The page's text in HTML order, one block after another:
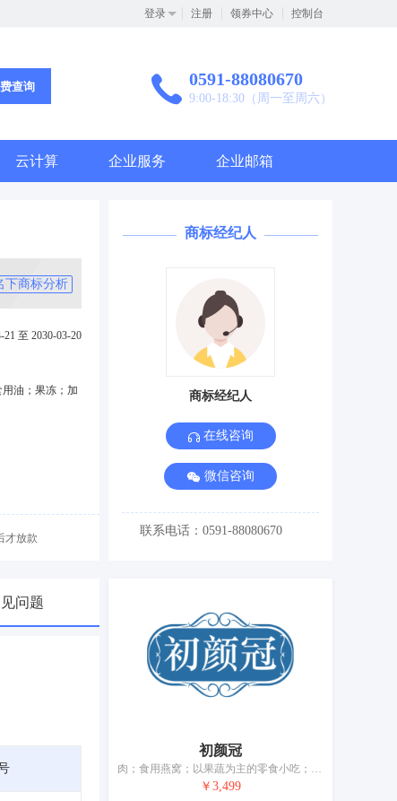
登录 注册 领券中心 控制台
查询 0591-88080670
9:00-18:30（周一至周六）
云计算 企业服务 企业邮箱
下商标分析
21 至 2030-03-20
油；果冻；加
才放款
问题
商标经纪人
商标经纪人
在线咨询
微信咨询
联系电话：0591-88080670
初颜冠
肉；食用燕窝；以果蔬为主的零食小吃；加工过的蔬菜；蛋；奶；食用油；加工过的坚果；豆腐制品
￥3,499